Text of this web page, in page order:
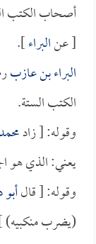
أصحاب الكتب
[ عنالبراء].
البراء بن عازب
الكتب الستة.
وقوله: [ زاد
يعني: الذي هو
وقوله: [ قال
(يضرب